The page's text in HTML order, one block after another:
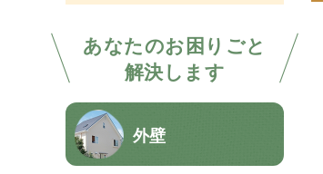
あなたのお困りごと
解決します
外壁